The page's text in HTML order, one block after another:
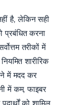
है, लेकिन सही
करना
तरीकों में
शारीरिक
में मदद कर
में कम, फाइबर